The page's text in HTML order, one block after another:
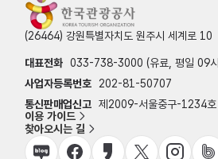
(26464) 강원특별자치도 원주시 세계로 10
대표전화 033-738-3000 (유료, 평일 09
사업자등록번호
202-81-50707
통신판매업신고 제2009-서울중구-1234호
이용 가이드
찾아오시는 길